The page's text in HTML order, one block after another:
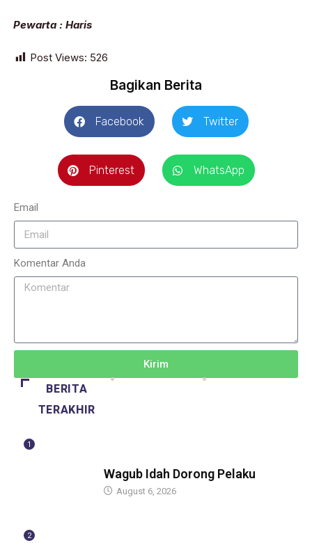
Pewarta : Haris
Post Views: 526
Bagikan Berita
Facebook Twitter
Pinterest WhatsApp
Email
Komentar Anda
Kirim
BERITA
TERAKHIR
1
Wagub Idah Dorong Pelaku
August 6, 2026
2